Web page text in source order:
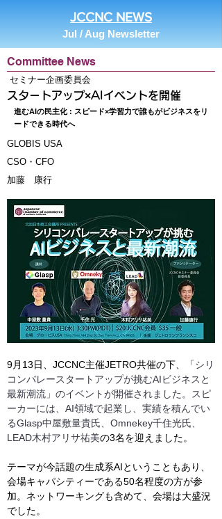
JCCNC NEWS
Jul / Aug Newsletter
Committee News
セミナー企画委員会
スタートアップ×AIイベントを開催
進むAIの民主化 : スピード×学習力で誰もがビジネスをリ
ードできる時代へ
GLOBIS USA
CSO・CFO
加藤 康行
9月13日、JCCNC主催JETRO共催の下、「シリ
コンバレースタートアップが挑むAIビジネスと
最新潮流」のイベントが開催されました。スピ
ーカーには、AI領域で起業し、実績を積んでい
るGlasp中屋敷量貴氏、Omnekey千住光氏、
LEAD木村アリサ祐美の3名を迎えました。
テーマが今話題の生成系AIということもあり、
会場キャパシティーである50名程度の方が参
加。ネットワーキングも含めて、会場は大盛況
でした。